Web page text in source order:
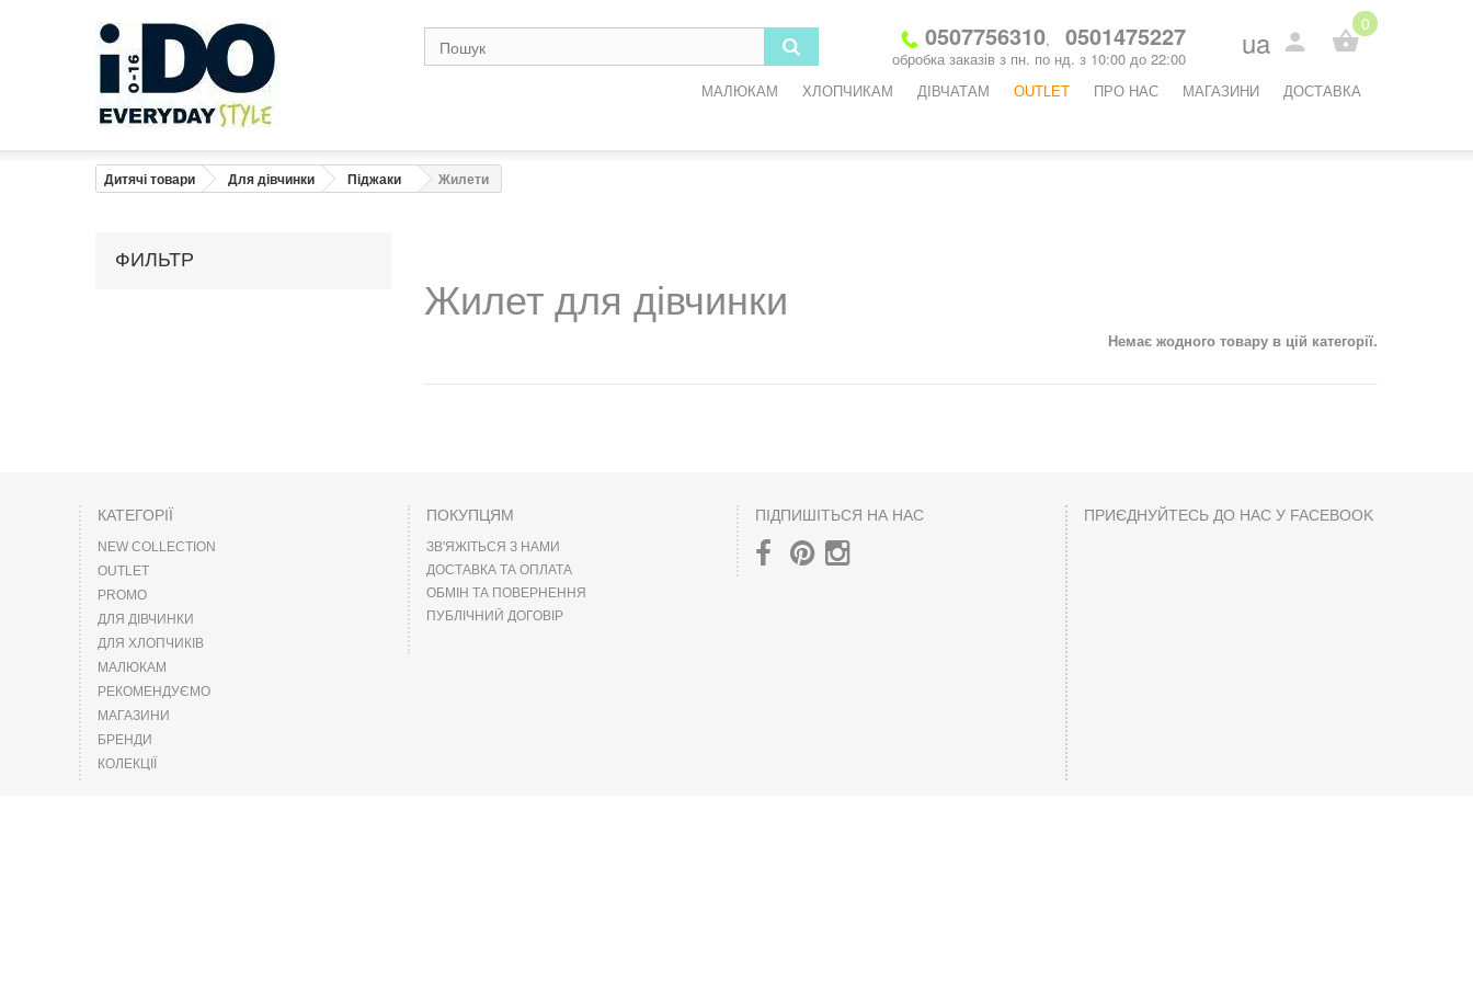
0507756310, 0501475227
обробка заказів з пн. по нд. з 10:00 до 22:00
0
ua
МАЛЮКАМ ХЛОПЧИКАМ ДІВЧАТАМ OUTLET ПРО НАС МАГАЗИНИ ДОСТАВКА
Дитячі товари Для дівчинки Піджаки Жилети
Жилет для дівчинки
Немає жодного товару в цій категорії.
ФИЛЬТР
КАТЕГОРІЇ
NEW COLLECTION
OUTLET
PROMO
ДЛЯ ДІВЧИНКИ
ДЛЯ ХЛОПЧИКІВ
МАЛЮКАМ
РЕКОМЕНДУЄМО
МАГАЗИНИ
БРЕНДИ
КОЛЕКЦІЇ
ПОКУПЦЯМ
ЗВ'ЯЖІТЬСЯ З НАМИ
ДОСТАВКА ТА ОПЛАТА
ОБМІН ТА ПОВЕРНЕННЯ
ПУБЛІЧНИЙ ДОГОВІР
ПІДПИШІТЬСЯ НА НАС ПРИЄДНУЙТЕСЬ ДО НАС У FACEBOOK